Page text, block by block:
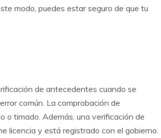
modo, puedes estar seguro de que tu
de antecedentes cuando se
común. La comprobación de
timado. Además, una verificación de
licencia y está registrado con el gobierno.